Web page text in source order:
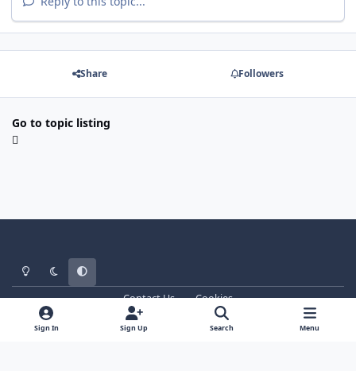
Share Followers
Go to topic listing
Light ModeDark ModeSystem Preference
Contact Us
Cookies
WT - http://www.ebattle.net
Powered byInvision Community
Sign In Sign Up Search Menu